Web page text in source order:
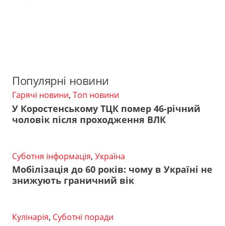
Популярні новини
Гарячі новини, Топ новини
У Коростенському ТЦК помер 46-річний
чоловік після проходження ВЛК
Суботня інформація, Україна
Мобілізація до 60 років: чому в Україні не
знижують граничний вік
Кулінарія, Суботні поради